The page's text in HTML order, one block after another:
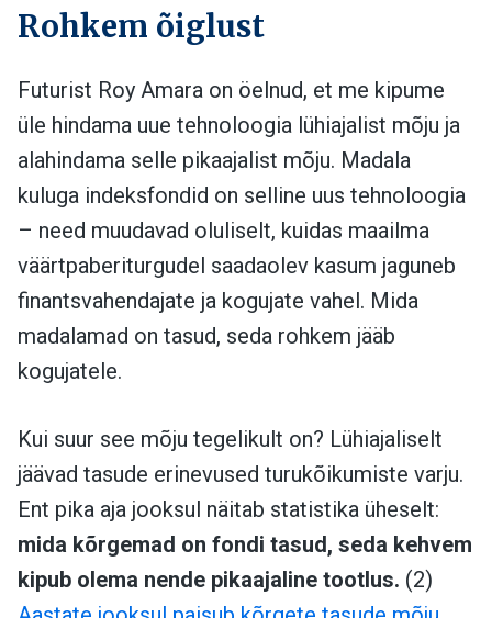
Rohkem õiglust
Futurist Roy Amara on öelnud, et me kipume
üle hindama uue tehnoloogia lühiajalist mõju ja
alahindama selle pikaajalist mõju. Madala
kuluga indeksfondid on selline uus tehnoloogia
– need muudavad oluliselt, kuidas maailma
väärtpaberiturgudel saadaolev kasum jaguneb
finantsvahendajate ja kogujate vahel. Mida
madalamad on tasud, seda rohkem jääb
kogujatele.
Kui suur see mõju tegelikult on? Lühiajaliselt
jäävad tasude erinevused turukõikumiste varju.
Ent pika aja jooksul näitab statistika üheselt:
mida kõrgemad on fondi tasud, seda kehvem
kipub olema nende pikaajaline tootlus. (2)